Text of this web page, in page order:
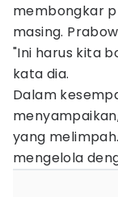
membongkar
masing.
"Ini harus kita
kata dia.
Dalam
yang
mengelola